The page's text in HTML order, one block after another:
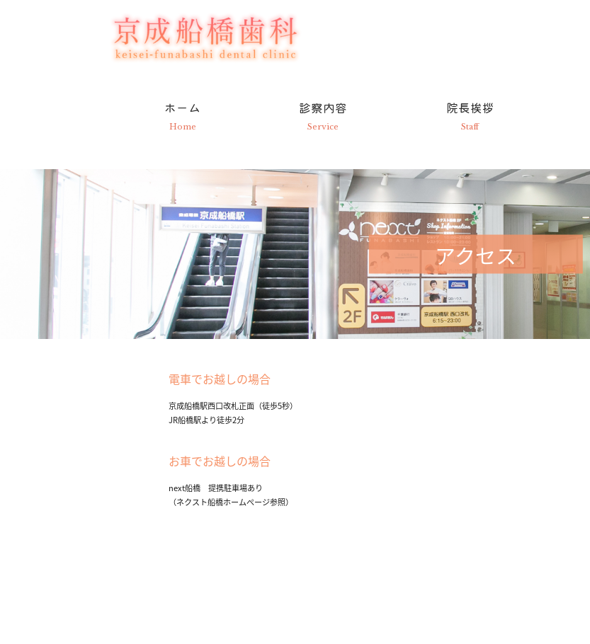
ホーム
Home
診察内容
Service
院長挨拶
Staff
アクセス
電車でお越しの場合
京成船橋駅西口改札正面（徒歩5秒）
JR船橋駅より徒歩2分
お車でお越しの場合
next船橋 提携駐車場あり
（ネクスト船橋ホームぺージ参照）